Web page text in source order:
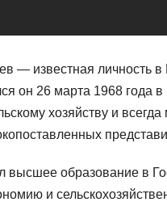
— известная личность
он 26 марта 1968
хозяйству и
образование в
и